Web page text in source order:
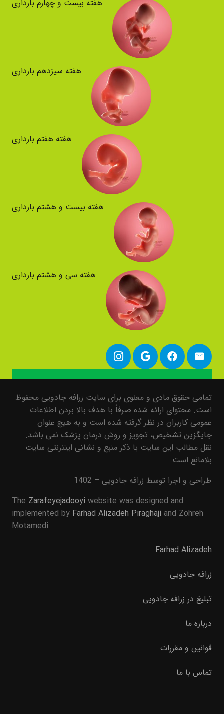
هفته بیست و چهارم بارداری
هفته سیزدهم بارداری
هفته هفتم بارداری
هفته بیست و هشتم بارداری
هفته سی و هشتم بارداری
تمامی حقوق مادی و معنوی برای سایت زرافه جادویی محفوظ
است. محتوای ارائه شده صرفاً با هدف بالا بردن اطلاعات
عمومی کاربران در نظر گرفته شده است و به هیچ عنوان
جایگزین تشخیص، تجویز و روش درمان پزشک نمی باشد.
نقل مطالب این سایت با ذکر منبع و نشانی اینترنتی سایت
بلامانع است
طراحی و اجرا توسط زرافه جادویی – 1402
The Zarafeyejadooyi website was designed and
implemented by Farhad Alizadeh Piraghaji and Zohreh
Motamedi
Farhad Alizadeh
زرافه جادویی
تبلیغ در زرافه جادویی
درباره ما
قوانین و مقررات
تماس با ما